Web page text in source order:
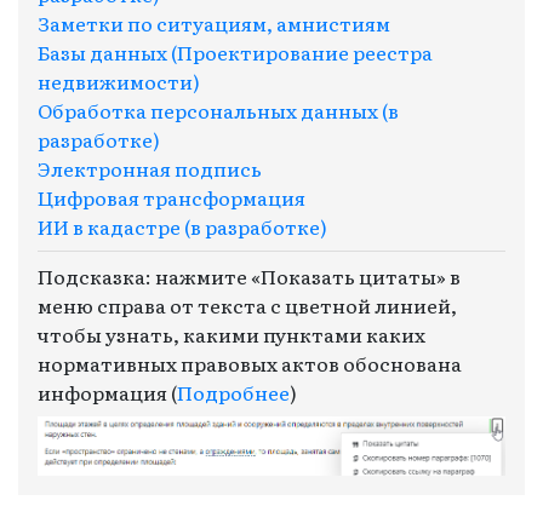
Заметки по ситуациям, амнистиям
Базы данных (Проектирование реестра
недвижимости)
Обработка персональных данных (в
разработке)
Электронная подпись
Цифровая трансформация
ИИ в кадастре (в разработке)
Подсказка: нажмите «Показать цитаты» в
меню справа от текста с цветной линией,
чтобы узнать, какими пунктами каких
нормативных правовых актов обоснована
информация (Подробнее)